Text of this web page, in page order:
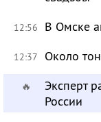
12:56 В Омске
12:37 Около
🔥
Эксперт
России